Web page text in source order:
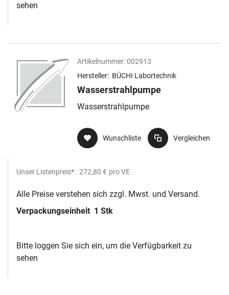
sehen
Artikelnummer: 002913
Hersteller: BÜCHI Labortechnik
Wasserstrahlpumpe
Wasserstrahlpumpe
Wunschliste Vergleichen
Unser Listenpreis*: 272,80 € pro VE
Alle Preise verstehen sich zzgl. Mwst. und Versand.
Verpackungseinheit 1 Stk
Bitte loggen Sie sich ein, um die Verfügbarkeit zu
sehen